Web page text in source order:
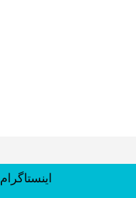
اینستاگرام